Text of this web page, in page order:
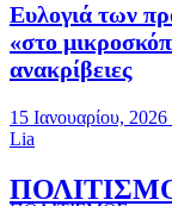
Ευλογιά των
«στο
ανακρίβειες
15 Ιανουαρίου, 2026
Lia